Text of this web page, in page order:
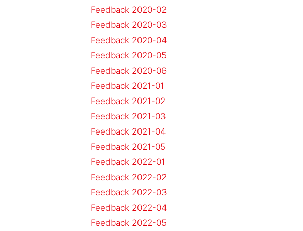
Feedback 2020-02
Feedback 2020-03
Feedback 2020-04
Feedback 2020-05
Feedback 2020-06
Feedback 2021-01
Feedback 2021-02
Feedback 2021-03
Feedback 2021-04
Feedback 2021-05
Feedback 2022-01
Feedback 2022-02
Feedback 2022-03
Feedback 2022-04
Feedback 2022-05